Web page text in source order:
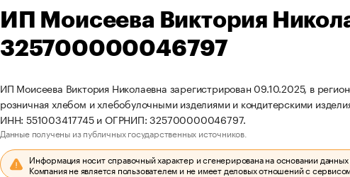
ИП Моисеева Виктория
325700000046797
ИП Моисеева Виктория Николаевна зарегистрирован 09.10.2025, в
розничная хлебом и хлебобулочными изделиями и кондитерскими
ИНН: 551003417745 и ОГРНИП: 325700000046797.
Данные получены из публичных государственных источников.
Информация носит справочный характер и сгенерирована на основании данных
Компания не является пользователем и не имеет деловых отношений с